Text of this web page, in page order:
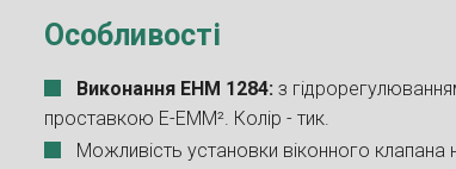
Особливості
Виконання EHM 1284: з
проставкою E-EMM². Колір - тик.
Можливість установки віконного клапана